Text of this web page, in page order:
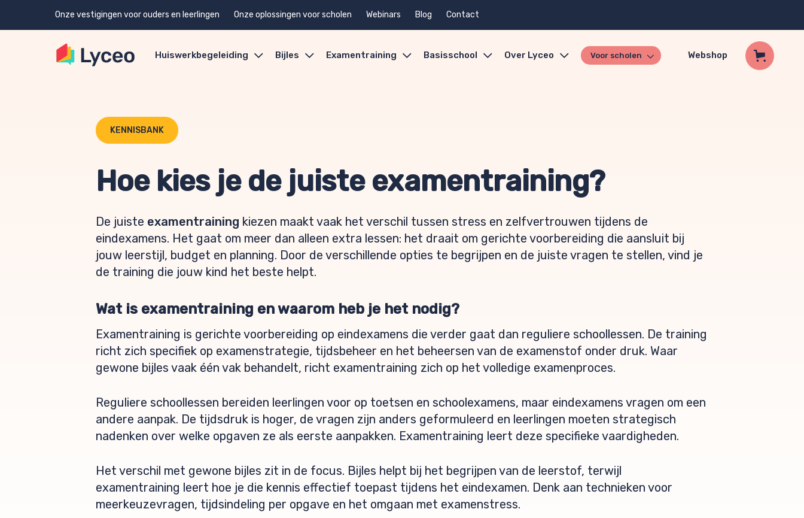
Onze vestigingen voor ouders en leerlingen Onze oplossingen voor scholen Webinars Blog Contact
Huiswerkbegeleiding Bijles Examentraining Basisschool Over Lyceo Voor scholen Webshop
KENNISBANK
Hoe kies je de juiste examentraining?
De juiste examentraining kiezen maakt vaak het verschil tussen stress en zelfvertrouwen tijdens de
eindexamens. Het gaat om meer dan alleen extra lessen: het draait om gerichte voorbereiding die aansluit bij
jouw leerstijl, budget en planning. Door de verschillende opties te begrijpen en de juiste vragen te stellen, vind je
de training die jouw kind het beste helpt.
Wat is examentraining en waarom heb je het nodig?
Examentraining is gerichte voorbereiding op eindexamens die verder gaat dan reguliere schoollessen. De training
richt zich specifiek op examenstrategie, tijdsbeheer en het beheersen van de examenstof onder druk. Waar
gewone bijles vaak één vak behandelt, richt examentraining zich op het volledige examenproces.
Reguliere schoollessen bereiden leerlingen voor op toetsen en schoolexamens, maar eindexamens vragen om een
andere aanpak. De tijdsdruk is hoger, de vragen zijn anders geformuleerd en leerlingen moeten strategisch
nadenken over welke opgaven ze als eerste aanpakken. Examentraining leert deze specifieke vaardigheden.
Het verschil met gewone bijles zit in de focus. Bijles helpt bij het begrijpen van de leerstof, terwijl
examentraining leert hoe je die kennis effectief toepast tijdens het eindexamen. Denk aan technieken voor
meerkeuzevragen, tijdsindeling per opgave en het omgaan met examenstress.